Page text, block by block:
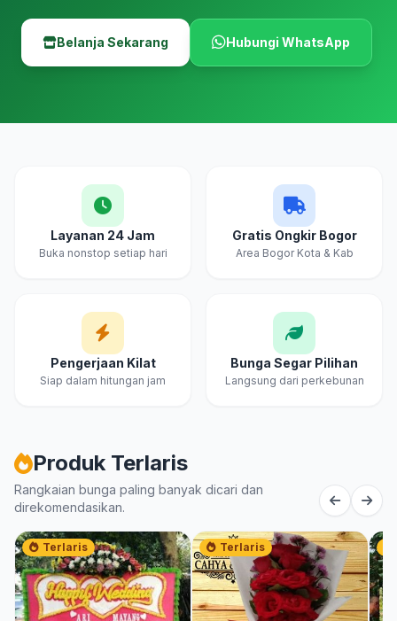
Belanja Sekarang Hubungi WhatsApp
Layanan 24 Jam
Buka nonstop setiap hari
Gratis Ongkir Bogor
Area Bogor Kota & Kab
Pengerjaan Kilat
Siap dalam hitungan jam
Bunga Segar Pilihan
Langsung dari perkebunan
Produk Terlaris
Rangkaian bunga paling banyak dicari dan
direkomendasikan.
Terlaris Terlaris